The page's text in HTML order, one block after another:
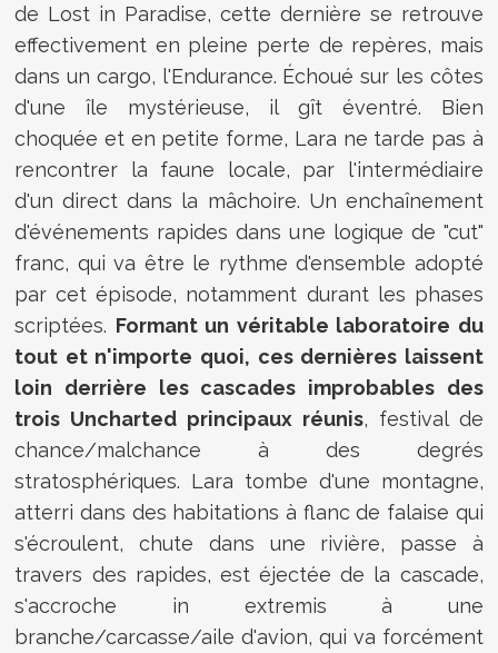
de Lost in Paradise, cette dernière se retrouve
effectivement en pleine perte de repères, mais
dans un cargo, l'Endurance. Échoué sur les côtes
d'une île mystérieuse, il gît éventré. Bien
choquée et en petite forme, Lara ne tarde pas à
rencontrer la faune locale, par l'intermédiaire
d'un direct dans la mâchoire. Un enchaînement
d'événements rapides dans une logique de "cut"
franc, qui va être le rythme d'ensemble adopté
par cet épisode, notamment durant les phases
scriptées. Formant un véritable laboratoire du
tout et n'importe quoi, ces dernières laissent
loin derrière les cascades improbables des
trois Uncharted principaux réunis, festival de
chance/malchance à des degrés
stratosphériques. Lara tombe d'une montagne,
atterri dans des habitations à flanc de falaise qui
s'écroulent, chute dans une rivière, passe à
travers des rapides, est éjectée de la cascade,
s'accroche in extremis à une
branche/carcasse/aile d'avion, qui va forcément